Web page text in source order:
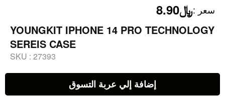
سعر :﷼8.90
YOUNGKIT IPHONE 14 PRO TECHNOLOGY
SEREIS CASE
SKU : 27393
إضافة إلي عربة التسوق